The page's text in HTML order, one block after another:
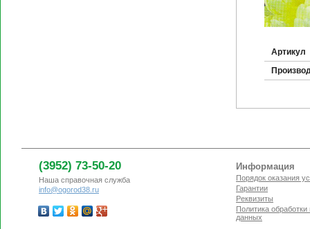
Артикул
(3952) 73-50-20
Наша справочная служба
info@ogorod38.ru
Информация
Порядок оказания
Гарантии
Реквизиты
Политика
данных